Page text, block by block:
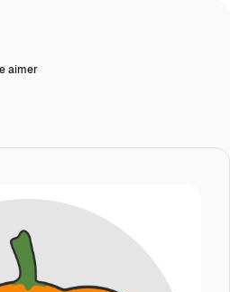
aimer